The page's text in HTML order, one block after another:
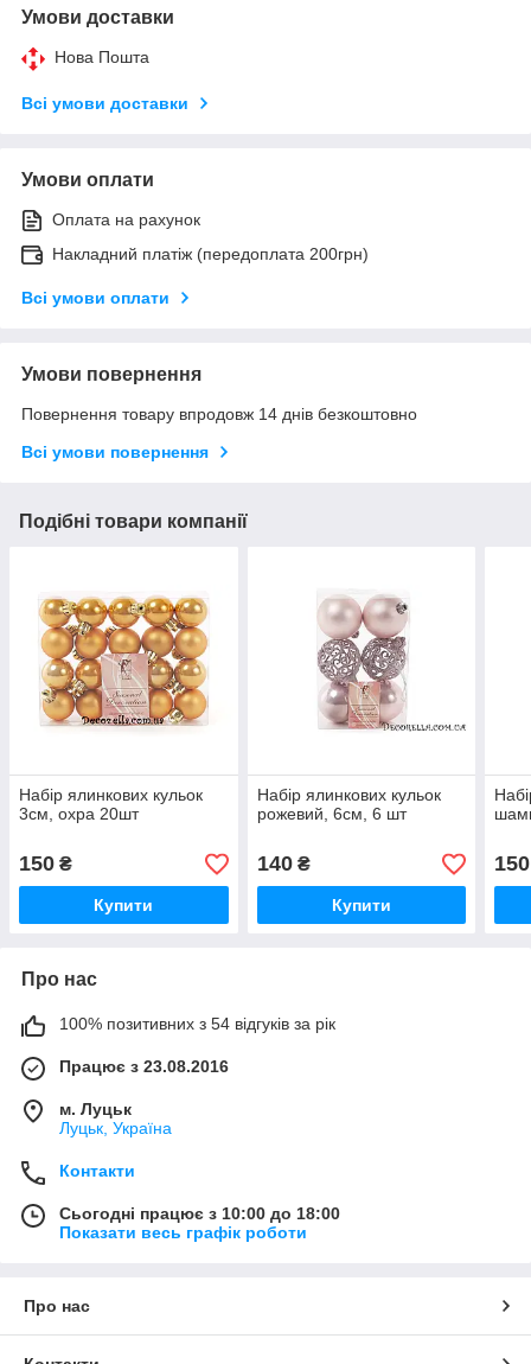
Умови доставки
Нова Пошта
Всі умови доставки
Умови оплати
Оплата на рахунок
Накладний платіж (передоплата 200грн)
Всі умови оплати
Умови повернення
Повернення товару впродовж 14 днів безкоштовно
Всі умови повернення
Подібні товари компанії
Набір ялинкових кульок
3см, охра 20шт
150 ₴
Купити
Набір ялинкових кульок
рожевий, 6см, 6 шт
140₴
Купити
150
Про нас
100% позитивних з 54 відгуків за рік
Працює з 23.08.2016
м. Луцьк
Луцьк, Україна
Контакти
Сьогодні працює з 10:00 до 18:00
Показати весь графік роботи
Про нас